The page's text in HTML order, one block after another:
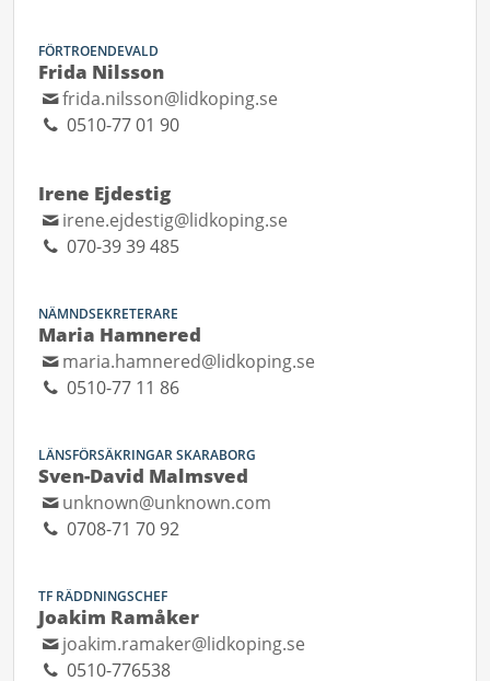
FÖRTROENDEVALD
Frida Nilsson
frida.nilsson@lidkoping.se
0510-77 01 90
Irene Ejdestig
irene.ejdestig@lidkoping.se
070-39 39 485
NÄMNDSEKRETERARE
Maria Hamnered
maria.hamnered@lidkoping.se
0510-77 11 86
LÄNSFÖRSÄKRINGAR SKARABORG
Sven-David Malmsved
unknown@unknown.com
0708-71 70 92
TF RÄDDNINGSCHEF
Joakim Ramåker
joakim.ramaker@lidkoping.se
0510-776538